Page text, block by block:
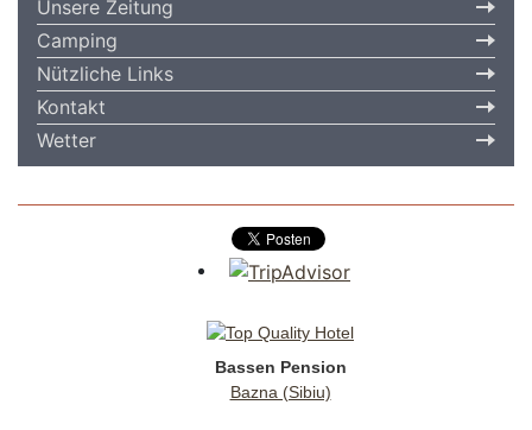
Unsere Zeitung
Camping
Nützliche Links
Kontakt
Wetter
Bassen Pension
Bazna (Sibiu)